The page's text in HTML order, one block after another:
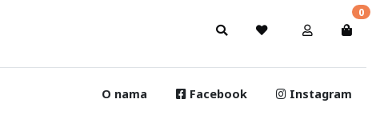
0
O nama Facebook Instagram